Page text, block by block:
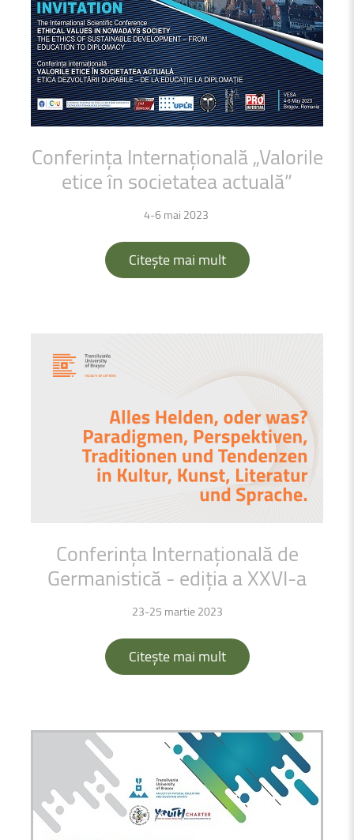
Conferința Internațională„Valorile
eticeîn societateaactuală”
4-6 mai 2023
Citește mai mult
Conferința Internaționalăde
Germanistică - edițiaaXXVI-a
23-25 martie 2023
Citește mai mult